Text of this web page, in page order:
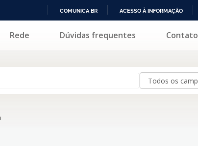
PARA
COMUNICA BR ACESSO À INFORMAÇÃO
Rede Dúvidas frequentes Contato